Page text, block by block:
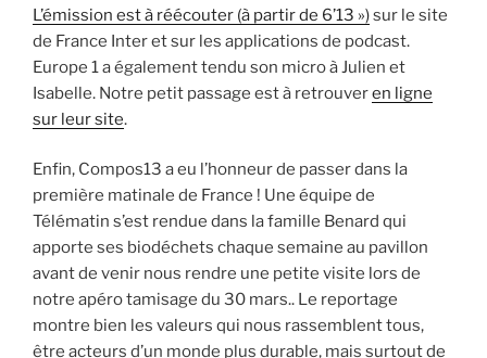
L’émission est à réécouter (à partir de 6’13 »)sur le site
de France Inter et sur les applications de podcast.
Europe 1 a également tendu son micro à Julien et
Isabelle. Notre petit passage est à retrouveren ligne
sur leur site.
Enfin, Compos13 a eu l’honneur de passer dans la
première matinale de France ! Une équipe de
Télématin s’est rendue dans la famille Benard qui
apporte ses biodéchets chaque semaine au pavillon
avant de venir nous rendre une petite visite lors de
notre apéro tamisage du 30 mars.. Le reportage
montre bien les valeurs qui nous rassemblent tous,
être acteurs d’un monde plus durable, mais surtout de